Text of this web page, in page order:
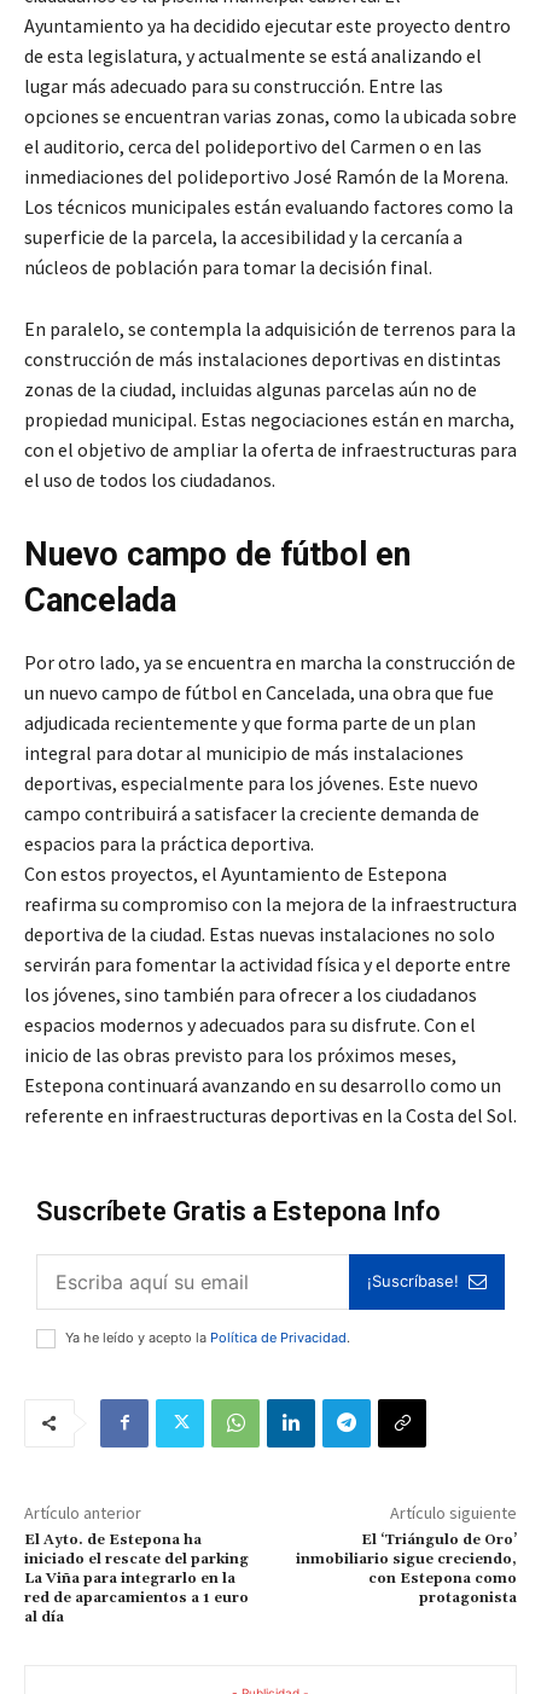
Ayuntamiento ya ha decidido ejecutar este proyecto dentro
de esta legislatura, y actualmente se está analizando el
lugar más adecuado para su construcción. Entre las
opciones se encuentran varias zonas, como la ubicada sobre
el auditorio, cerca del polideportivo del Carmen o en las
inmediaciones del polideportivo José Ramón de la Morena.
Los técnicos municipales están evaluando factores como la
superficie de la parcela, la accesibilidad y la cercanía a
núcleos de población para tomar la decisión final.
En paralelo, se contempla la adquisición de terrenos para la
construcción de más instalaciones deportivas en distintas
zonas de la ciudad, incluidas algunas parcelas aún no de
propiedad municipal. Estas negociaciones están en marcha,
con el objetivo de ampliar la oferta de infraestructuras para
el uso de todos los ciudadanos.
Nuevo campo de fútbol en
Cancelada
Por otro lado, ya se encuentra en marcha la construcción de
un nuevo campo de fútbol en Cancelada, una obra que fue
adjudicada recientemente y que forma parte de un plan
integral para dotar al municipio de más instalaciones
deportivas, especialmente para los jóvenes. Este nuevo
campo contribuirá a satisfacer la creciente demanda de
espacios para la práctica deportiva.
Con estos proyectos, el Ayuntamiento de Estepona
reafirma su compromiso con la mejora de la infraestructura
deportiva de la ciudad. Estas nuevas instalaciones no solo
servirán para fomentar la actividad física y el deporte entre
los jóvenes, sino también para ofrecer a los ciudadanos
espacios modernos y adecuados para su disfrute. Con el
inicio de las obras previsto para los próximos meses,
Estepona continuará avanzando en su desarrollo como un
referente en infraestructuras deportivas en la Costa del Sol.
Suscríbete Gratis a Estepona Info
¡Suscríbase!
Ya he leído y acepto la Política de Privacidad.
Artículo anterior
El Ayto. de Estepona ha
iniciado el rescate del parking
La Viña para integrarlo en la
red de aparcamientos a 1 euro
al día
Artículo siguiente
El ‘Triángulo de Oro’
inmobiliario sigue creciendo,
con Estepona como
protagonista